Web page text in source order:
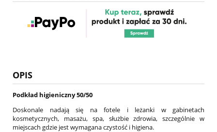
OPIS
Podkład higieniczny 50/50
Doskonale nadają się na fotele i leżanki w gabinetach
kosmetycznych, masażu, spa, służbie zdrowia, szczególnie w
miejscach gdzie jest wymagana czystość i higiena.